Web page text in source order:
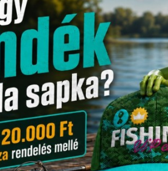
Rák-
Britbaits
Tintahal-Polip 35ml
990Ft
Fishingoutlet
KOSÁRBA TESZEM